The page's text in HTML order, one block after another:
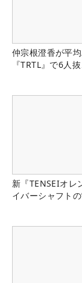
仲宗根澄香が平
『TRTL』で6人抜
新『TENSEIオレ
イバーシャフト